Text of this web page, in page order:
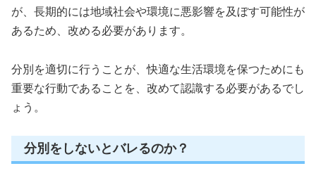
が、長期的には地域社会や環境に悪影響を及ぼす可能性が
あるため、改める必要があります。
分別を適切に行うことが、快適な生活環境を保つためにも
重要な行動であることを、改めて認識する必要があるでし
ょう。
分別をしないとバレるのか？